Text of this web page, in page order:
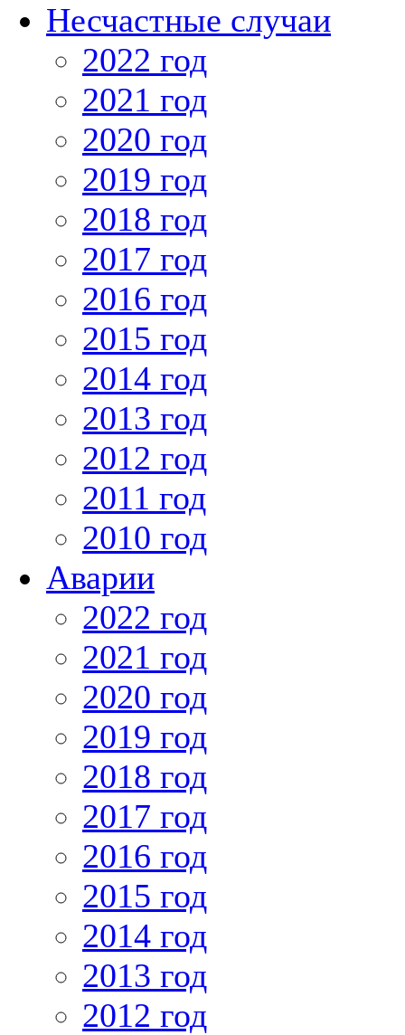
Несчастные случаи
2022 год
2021 год
2020 год
2019 год
2018 год
2017 год
2016 год
2015 год
2014 год
2013 год
2012 год
2011 год
2010 год
Аварии
2022 год
2021 год
2020 год
2019 год
2018 год
2017 год
2016 год
2015 год
2014 год
2013 год
2012 год